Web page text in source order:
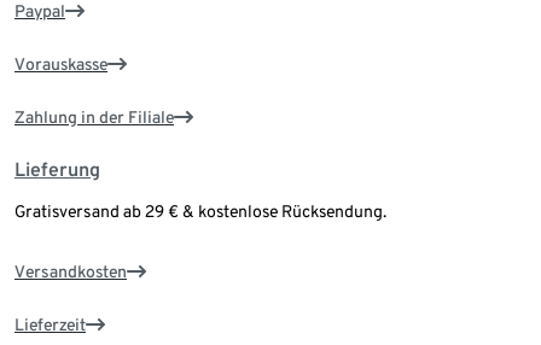
Paypal
Vorauskasse
Zahlung in der Filiale
Lieferung
Gratisversand ab 29 € & kostenlose Rücksendung.
Versandkosten
Lieferzeit